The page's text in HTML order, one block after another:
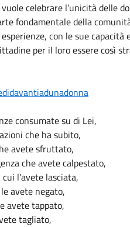
celebrare l’unicità delle
fondamentale della
con le sue
per il loro essere così
consumate su di Lei,
che ha subito,
avete sfruttato,
che avete calpestato,
l'avete lasciata,
avete negato,
avete tappato,
tagliato,